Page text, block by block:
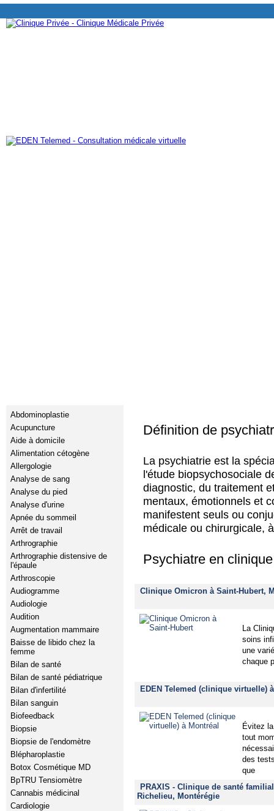
Abdominoplastie
Acupuncture
Aide à domicile
Alimentation cétogène
Allergologie
Analyse de sang
Analyse du pied
Analyse d'urine
Apnée du sommeil
Arrêt de travail
Arthrographie
Arthrographie distensive de
l'épaule
Arthroscopie
Audiogramme
Audiologie
Audition
Augmentation mammaire
Baisse de libido chez la
femme
Bilan de santé
Bilan de santé pédiatrique
Bilan d'infertilité
Bilan sanguin
Biofeedback
Biopsie
Biopsie de l'endomètre
Blépharoplastie
Botox Cosmétique MD
BpTRU Tensiomètre
Cannabis médicinal
Cardiologie
Définition de
La psychiatrie est la
l'étude biopsychosociale
diagnostic, du traitement
mentaux, émotionnels et
manifestent seuls ou
médicale ou chirurgicale,
Psychiatre en
Clinique Omicron à Saint-Hubert,
La
soins
une
chaque
EDEN Telemed (clinique virtuelle)
Évitez
tout
des
que
PRAXIS - Clinique de santé
Richelieu, Montérégie